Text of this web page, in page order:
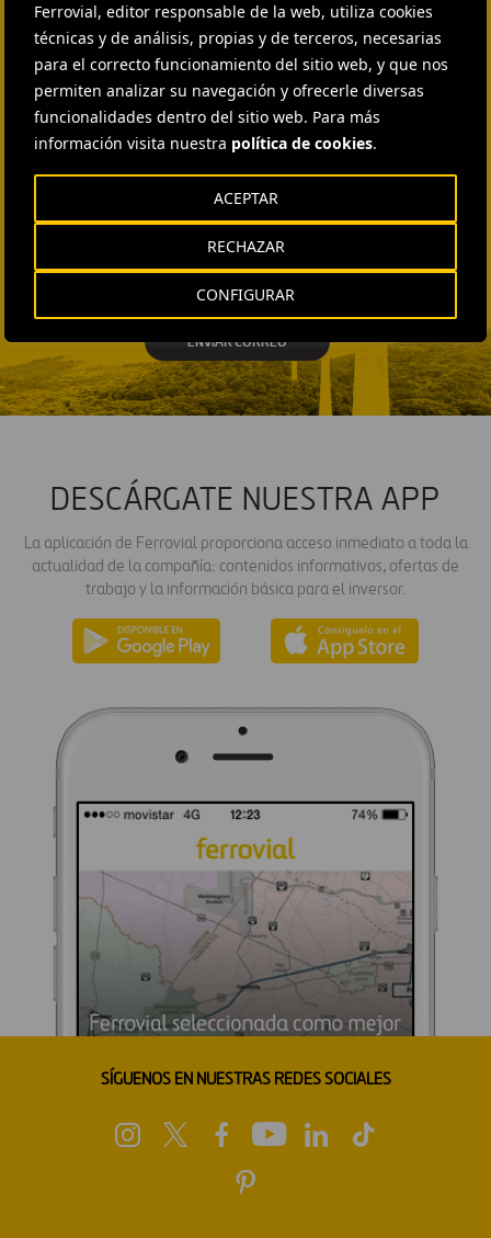
Ferrovial, editor responsable de la web, utiliza cookies
técnicas y de análisis, propias y de terceros, necesarias
para el correcto funcionamiento del sitio web, y que nos
permiten analizar su navegación y ofrecerle diversas
funcionalidades dentro del sitio web. Para más
información visita nuestra política de cookies.
CONFIGURAR
RECHAZAR
ACEPTAR
COMMUNICATION AND
INSTITUTIONAL RELATIONS
Ana García Ruiz
ENVIAR CORREO
EXTERNAL COMMUNICATION
AND MEDIA RELATIONS
ENVIAR CORREO
AND MEDIA RELATIONS
Fátima Gracia De
Vargas
ENVIAR CORREO
DESCÁRGATE NUESTRA APP
La aplicación de Ferrovial proporciona acceso inmediato a toda la
actualidad de la compañía: contenidos informativos, ofertas de
trabajo y la información básica para el inversor.
SÍGUENOS EN NUESTRAS REDES SOCIALES